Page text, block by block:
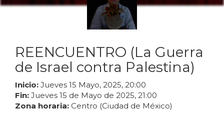
REENCUENTRO (La Guerra
de Israel contra Palestina)
Inicio: Jueves 15 Mayo, 2025, 20:00
Fin: Jueves 15 de Mayo de 2025, 21:00
Zona horaria: Centro (Ciudad de México)